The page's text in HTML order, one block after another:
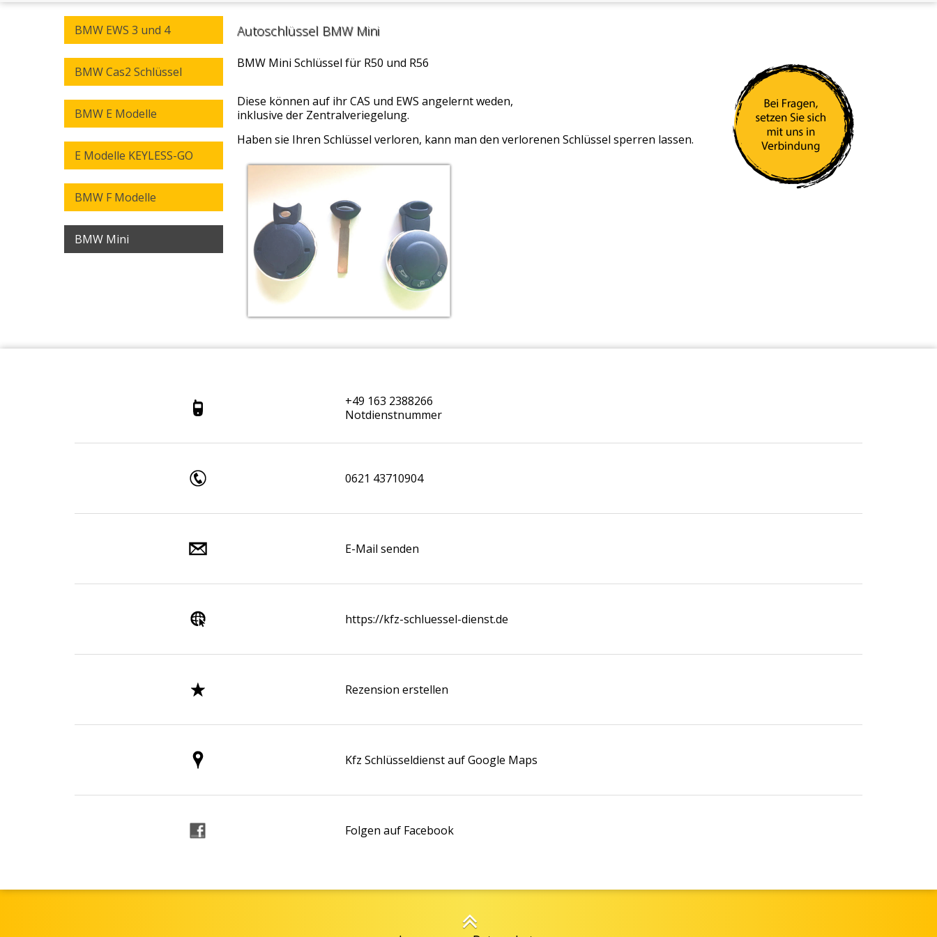
Autoschlüssel BMW Mini
BMW Mini Schlüssel für R50 und R56
Diese können auf ihr CAS und EWS angelernt weden,
inklusive der Zentralveriegelung.
Haben sie Ihren Schlüssel verloren, kann man den verlorenen Schlüssel sperren lassen.
BMW EWS 3 und 4
BMW Cas2 Schlüssel
BMW E Modelle
E Modelle KEYLESS-GO
BMW F Modelle
BMW Mini
+49 163 2388266
Notdienstnummer
0621 43710904
E-Mail senden
https://kfz-schluessel-dienst.de
Rezension erstellen
Kfz Schlüsseldienst auf Google Maps
Folgen auf Facebook